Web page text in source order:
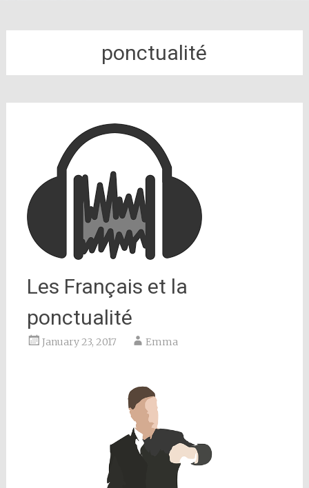
ponctualité
Les Français et la
ponctualité
January 23, 2017 Emma